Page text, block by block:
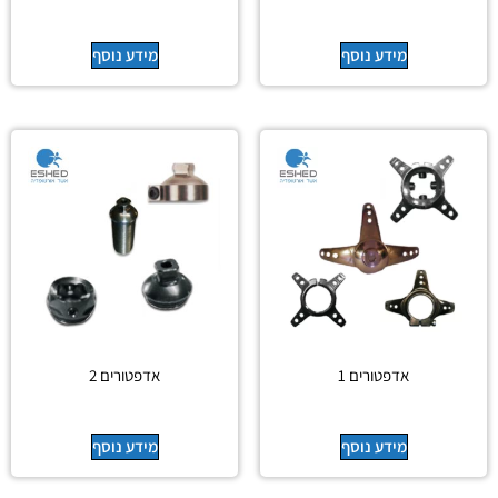
מידע נוסף מידע נוסף
אדפטורים 1
מידע נוסף
אדפטורים 2
מידע נוסף